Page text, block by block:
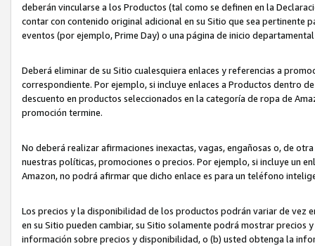
deberán vincularse a los Productos (tal como se definen en la
contar con contenido original adicional en su Sitio que sea pertinente
eventos (por ejemplo, Prime Day) o una página de inicio
Deberá eliminar de su Sitio cualesquiera enlaces y referencias a
correspondiente. Por ejemplo, si incluye enlaces a Productos dentro
descuento en productos seleccionados en la categoría de ropa de
promoción termine.
No deberá realizar afirmaciones inexactas, vagas, engañosas o, de
nuestras políticas, promociones o precios. Por ejemplo, si incluye un
Amazon, no podrá afirmar que dicho enlace es para un teléfono
Los precios y la disponibilidad de los productos podrán variar de vez
en su Sitio pueden cambiar, su Sitio solamente podrá mostrar
información sobre precios y disponibilidad, o (b) usted obtenga la